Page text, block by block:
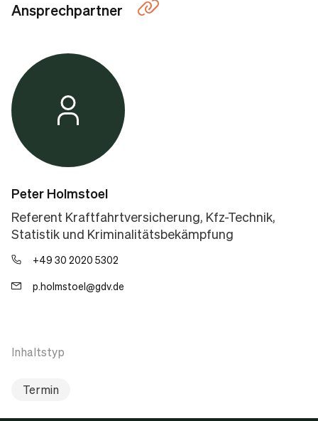
Ansprechpartner
Peter Holmstoel
Referent Kraftfahrtversicherung, Kfz-Technik,
Statistik und Kriminalitätsbekämpfung
+49 30 2020 5302
p.holmstoel@gdv.de
Inhaltstyp
Termin